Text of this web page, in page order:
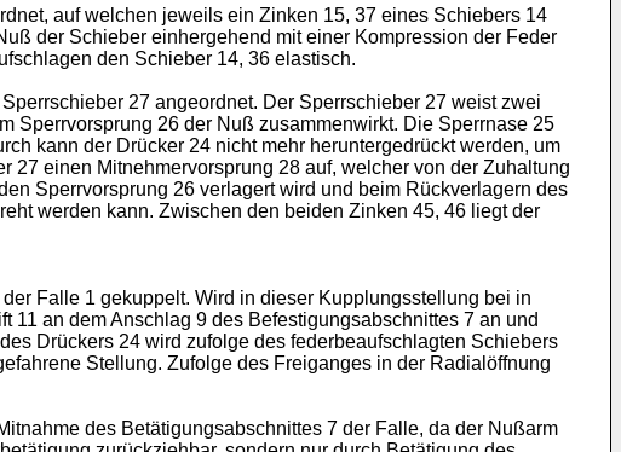
auf welchen jeweils ein Zinken 15, 37 eines Schiebers 14
der Schieber einhergehend mit einer Kompression der Feder
den Schieber 14, 36 elastisch.
27 angeordnet. Der Sperrschieber 27 weist zwei
Sperrvorsprung 26 der Nuß zusammenwirkt. Die Sperrnase 25
kann der Drücker 24 nicht mehr heruntergedrückt werden, um
einen Mitnehmervorsprung 28 auf, welcher von der Zuhaltung
Sperrvorsprung 26 verlagert wird und beim Rückverlagern des
werden kann. Zwischen den beiden Zinken 45, 46 liegt der
Falle 1 gekuppelt. Wird in dieser Kupplungsstellung bei in
11 an dem Anschlag 9 des Befestigungsabschnittes 7 an und
Drückers 24 wird zufolge des federbeaufschlagten Schiebers
Stellung. Zufolge des Freiganges in der Radialöffnung
des Betätigungsabschnittes 7 der Falle, da der Nußarm